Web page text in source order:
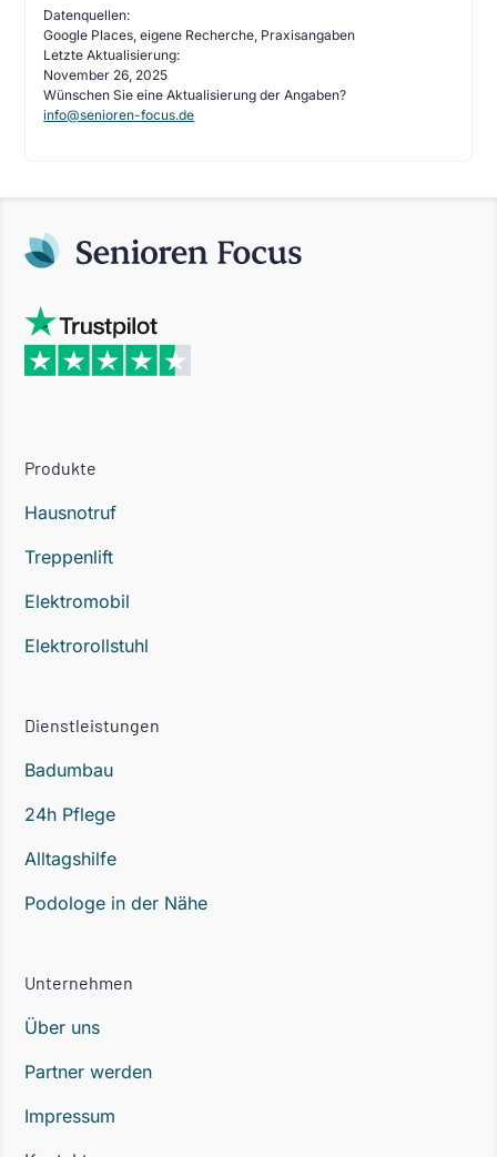
Datenquellen:
Google Places, eigene Recherche, Praxisangaben
Letzte Aktualisierung:
November 26, 2025
Wünschen Sie eine Aktualisierung der Angaben?
info@senioren-focus.de
Produkte
Hausnotruf
Treppenlift
Elektromobil
Elektrorollstuhl
Dienstleistungen
Badumbau
24h Pflege
Alltagshilfe
Podologe in der Nähe
Unternehmen
Über uns
Partner werden
Impressum